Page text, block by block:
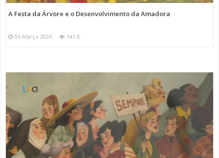
A Festa da Árvore e o Desenvolvimento da Amadora
06 Março 2026 141 K